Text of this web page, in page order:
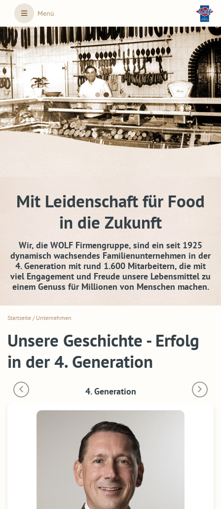
Skip to main content
Menü
Mit Leidenschaft für Food
in die Zukunft
Wir, die WOLF Firmengruppe, sind ein seit 1925
dynamisch wachsendes Familienunternehmen in der
4. Generation mit rund 1.600 Mitarbeitern, die mit
viel Engagement und Freude unsere Lebensmittel zu
einem Genuss für Millionen von Menschen machen.
Startseite / Unternehmen
Unsere Geschichte - Erfolg
in der 4. Generation
4. Generation